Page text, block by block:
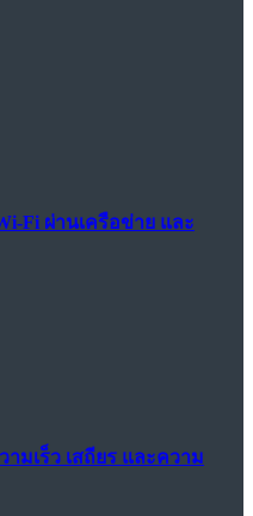
Fi ผ่านเครือข่าย และ
ามเร็ว เสถียร และความ